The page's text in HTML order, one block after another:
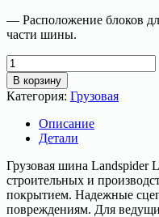
— Расположение блоков
части шины.
Количество
товара
Грузовая
шина
315/80
R22.5
157/154L
LANDSPIDER
LONGTRAXX
DR330
В корзину
Категория: Грузовая
Описание
Детали
Грузовая шина Landspider
строительных и
покрытием. Надежные
повреждениям. Для